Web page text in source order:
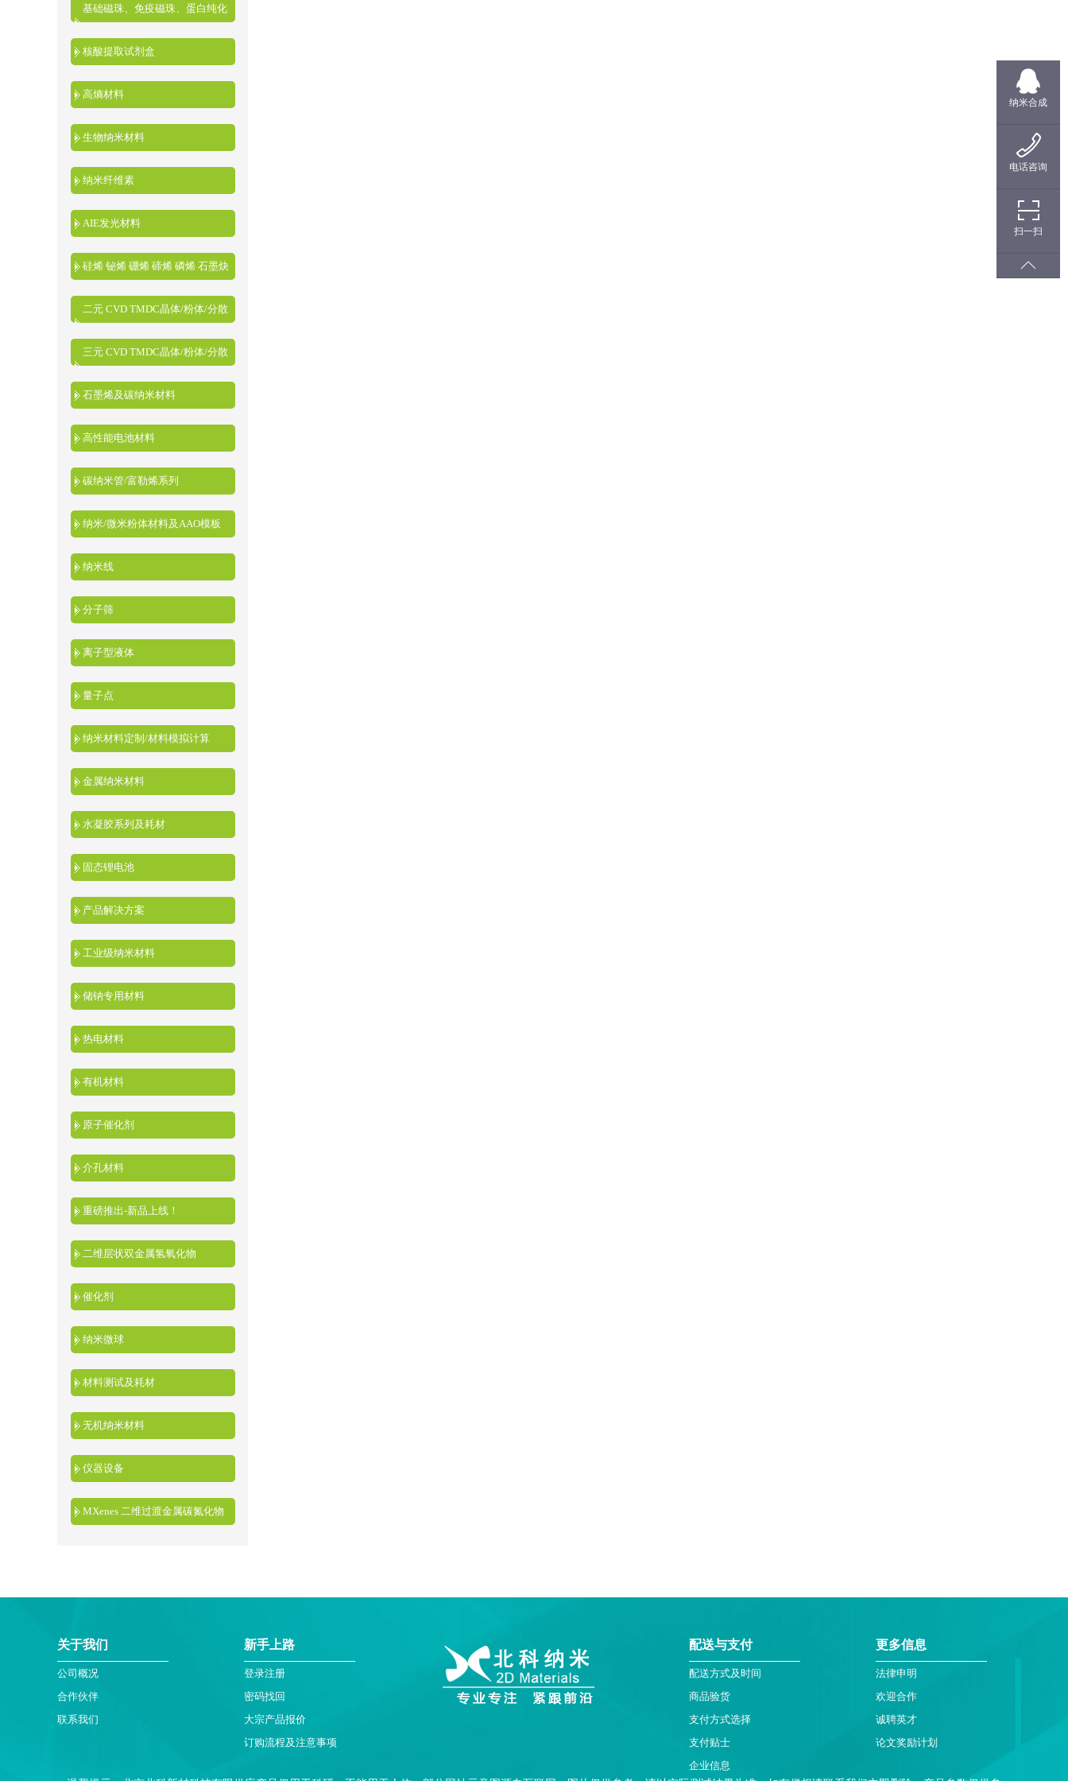
基础磁珠、免疫磁珠、蛋白纯化
磁珠、核酸提取磁珠
核酸提取试剂盒
高熵材料
生物纳米材料
纳米纤维素
AIE发光材料
硅烯 铋烯 硼烯 碲烯 磷烯 石墨炔
二元 CVD TMDC晶体/粉体/分散
液
三元 CVD TMDC晶体/粉体/分散
液
石墨烯及碳纳米材料
高性能电池材料
碳纳米管/富勒烯系列
纳米/微米粉体材料及AAO模板
纳米线
分子筛
离子型液体
量子点
纳米材料定制/材料模拟计算
金属纳米材料
水凝胶系列及耗材
固态锂电池
产品解决方案
工业级纳米材料
储钠专用材料
热电材料
有机材料
原子催化剂
介孔材料
重磅推出-新品上线！
二维层状双金属氢氧化物
催化剂
纳米微球
材料测试及耗材
无机纳米材料
仪器设备
MXenes 二维过渡金属碳氮化物
关于我们
公司概况
合作伙伴
联系我们
新手上路
登录注册
密码找回
大宗产品报价
订购流程及注意事项
配送与支付
配送方式及时间
商品验货
支付方式选择
支付贴士
企业信息
更多信息
法律申明
欢迎合作
诚聘英才
论文奖励计划
纳米合成
电话咨询
扫一扫